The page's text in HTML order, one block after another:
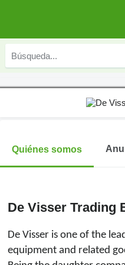
Quiénes somos
De Visser Trading
De Visser is one of the
equipment and related